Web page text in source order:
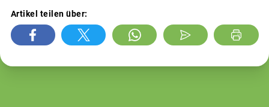
Artikel teilen über: